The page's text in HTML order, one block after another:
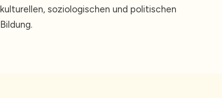
kulturellen, soziologischen und politischen
Bildung.